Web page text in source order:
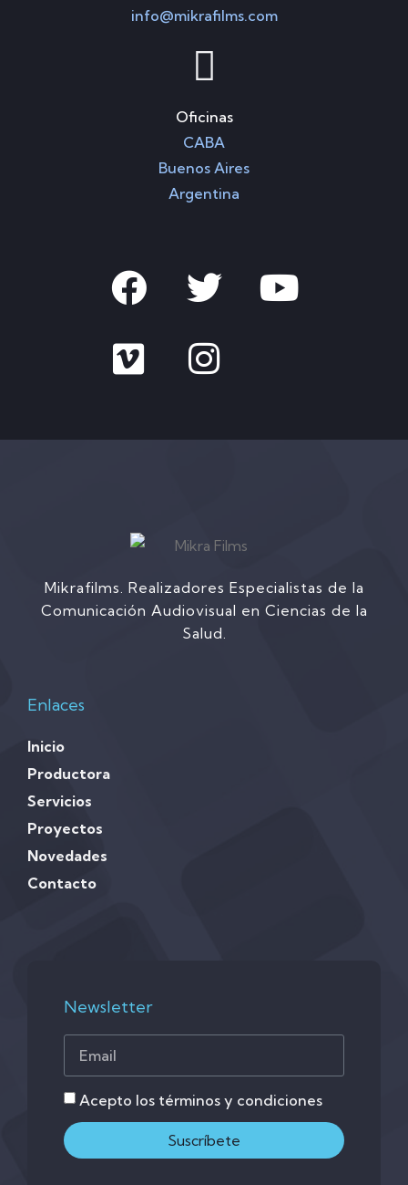
info@mikrafilms.com
Oficinas
CABA
Buenos Aires
Argentina
Mikrafilms. Realizadores Especialistas de la
Comunicación Audiovisual en Ciencias de la
Salud.
Enlaces
Inicio
Productora
Servicios
Proyectos
Novedades
Contacto
Newsletter
Acepto los términos y condiciones
Suscríbete